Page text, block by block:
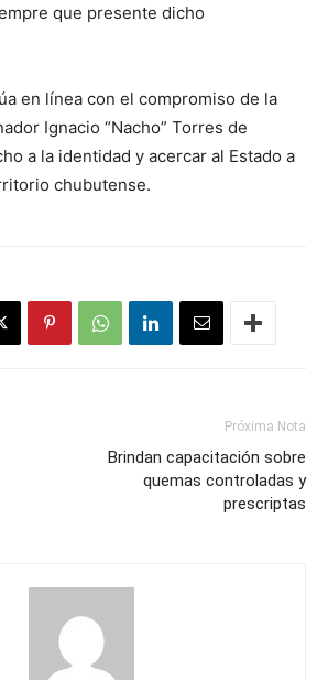
que presente dicho
en línea con el compromiso de la
Ignacio “Nacho” Torres de
a la identidad y acercar al Estado a
chubutense.
Próxima Nota
Brindan capacitación sobre
quemas controladas y
prescriptas